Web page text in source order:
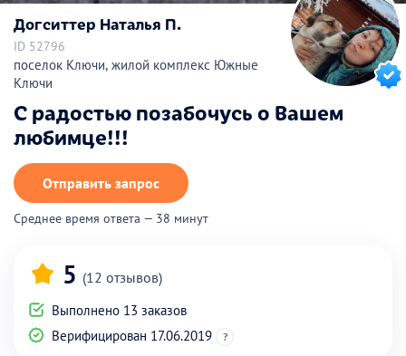
Догситтер Наталья П.
ID 52796
поселок Ключи, жилой комплекс Южные
Ключи
С радостью позабочусь о Вашем
любимце!!!
Отправить запрос
Среднее время ответа — 38 минут
5 (12 отзывов)
Выполнено 13 заказов
Верифицирован 17.06.2019
?